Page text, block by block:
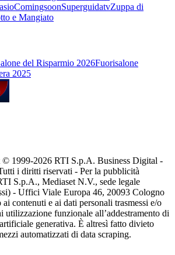
ComingsoonSuperguidatvZuppa di
e Mangiato
del Risparmio 2026Fuorisalone
2025
© 1999-2026 RTI S.p.A. Business Digital -
i diritti riservati - Per la pubblicità
S.p.A., Mediaset N.V., sede legale
- Uffici Viale Europa 46, 20093 Cologno
ai contenuti e ai dati personali trasmessi e/o
utilizzazione funzionale all’addestramento di
generativa. È altresì fatto divieto
automatizzati di data scraping.